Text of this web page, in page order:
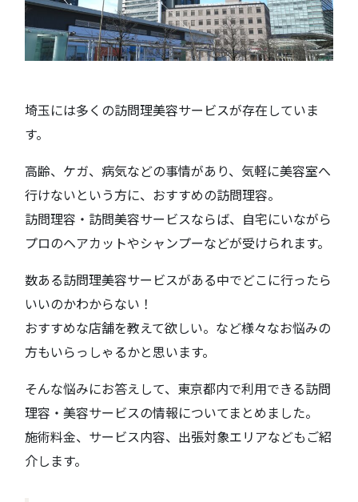
埼玉には多くの訪問理美容サービスが存在していま
す。
高齢、ケガ、病気などの事情があり、気軽に美容室へ
行けないという方に、おすすめの訪問理容。
訪問理容・訪問美容サービスならば、自宅にいながら
プロのヘアカットやシャンプーなどが受けられます。
数ある訪問理美容サービスがある中でどこに行ったら
いいのかわからない！
おすすめな店舗を教えて欲しい。など様々なお悩みの
方もいらっしゃるかと思います。
そんな悩みにお答えして、東京都内で利用できる訪問
理容・美容サービスの情報についてまとめました。
施術料金、サービス内容、出張対象エリアなどもご紹
介します。